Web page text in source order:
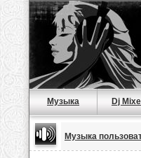
Музыка Dj
Музыка